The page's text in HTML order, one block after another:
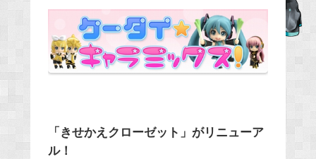
o
k
「きせかえクローゼット」がリニューア
ル！